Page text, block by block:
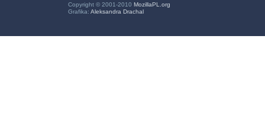
Copyright © 2001-2010 MozillaPL.org
Grafika: Aleksandra Drachal